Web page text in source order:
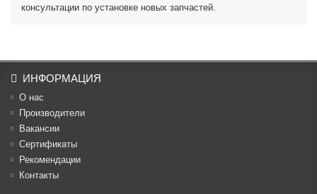
консультации по установке новых запчастей.
ИНФОРМАЦИЯ
О нас
Производители
Вакансии
Cертификаты
Рекомендации
Контакты